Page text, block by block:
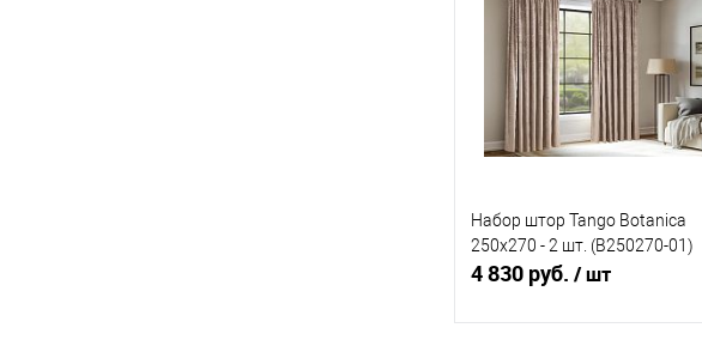
Купить в 1 клик
В избранное
В
Набор штор Tango Botanica
250x270 - 2 шт. (B250270-01)
4 830 руб. / шт